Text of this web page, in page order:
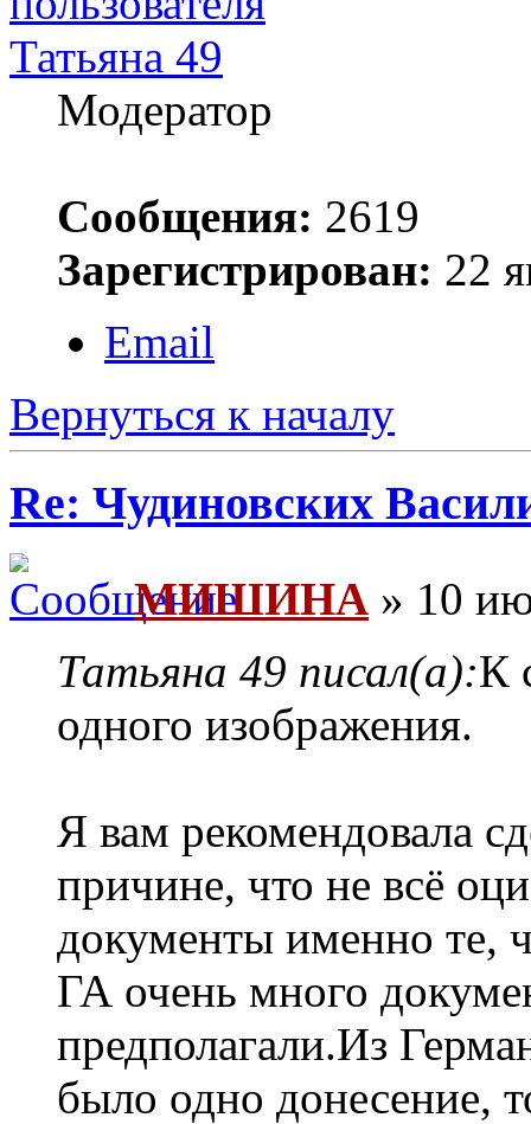
Татьяна 49
Модератор
Сообщения: 2619
Зарегистрирован: 22
Email
Вернуться к началу
Re: Чудиновских
МИШИНА » 10
Татьяна 49 писал(а):К
одного изображения.
Я вам рекомендовала
причине, что не всё
документы именно те,
ГА очень много
предполагали.Из
было одно донесение,